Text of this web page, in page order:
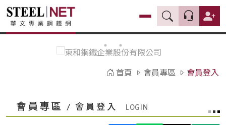
首頁 會員專區 會員登入
會員專區 / 會員登入